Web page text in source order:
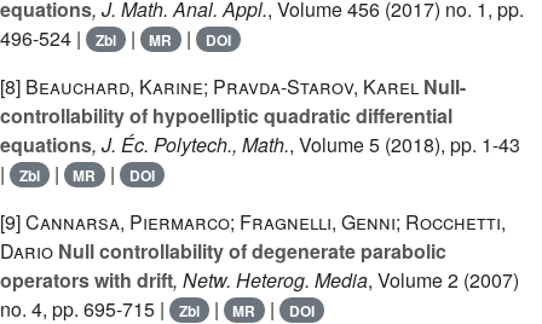
equations, J. Math. Anal. Appl., Volume 456 (2017) no. 1, pp.
496-524 |
Zbl | MR | DOI
[8] Beauchard, Karine; Pravda-Starov, Karel Null-
controllability of hypoelliptic quadratic differential
equations, J. Éc. Polytech., Math., Volume 5 (2018), pp. 1-43
|
Zbl | MR | DOI
[9]Cannarsa, Piermarco; Fragnelli, Genni; Rocchetti,
Dario Null controllability of degenerate parabolic
operators with drift, Netw. Heterog. Media, Volume 2 (2007)
no. 4, pp. 695-715 |
Zbl | MR | DOI